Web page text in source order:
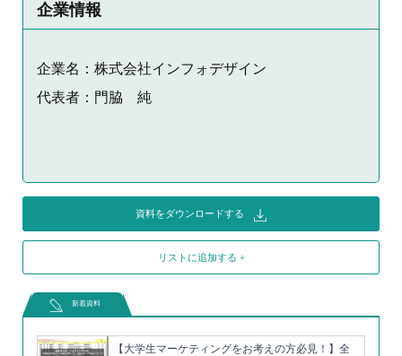
企業情報
企業名：株式会社インフォデザイン
代表者：門脇 純
資料をダウンロードする
リストに追加する +
新着資料
【大学生マーケティングをお考えの方必見！】全